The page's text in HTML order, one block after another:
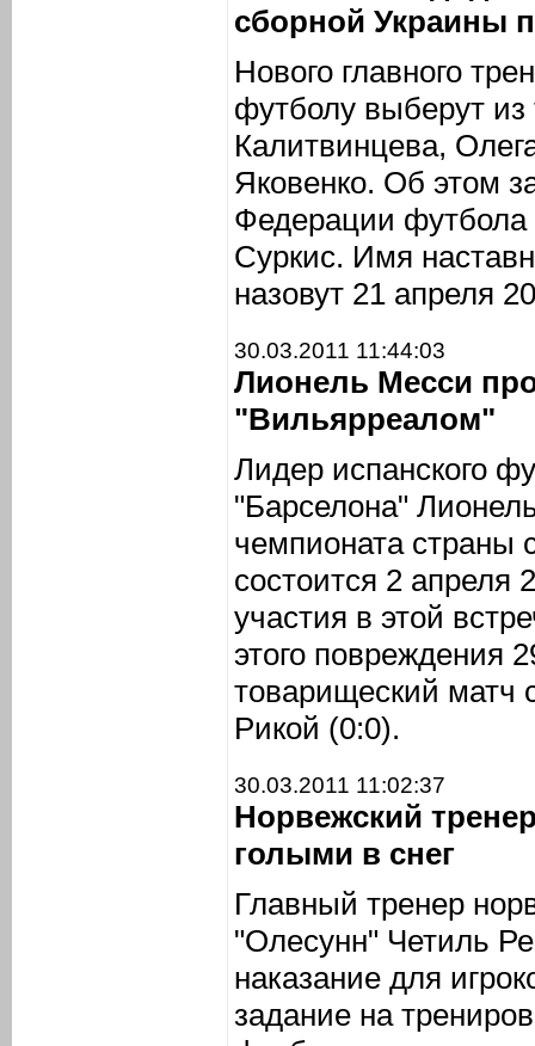
сборной Украины
Нового главного
футболу выберут
Калитвинцева,
Яковенко. Об этом
Федерации
Суркис. Имя
назовут 21 апреля
30.03.2011 11:44:03
Лионель Месси
"Вильярреалом"
Лидер испанского
"Барселона"
чемпионата страны
состоится 2 апреля
участия в этой
этого повреждения
товарищеский матч
Рикой (0:0).
30.03.2011 11:02:37
Норвежский
голыми в снег
Главный тренер
"Олесунн" Четиль
наказание для
задание на